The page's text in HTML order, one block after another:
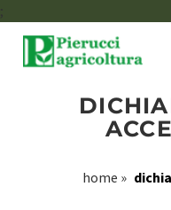
;
home »